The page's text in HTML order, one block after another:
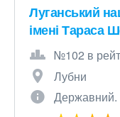
Луганський
імені Тараса
№102 в
Лубни
Державний.